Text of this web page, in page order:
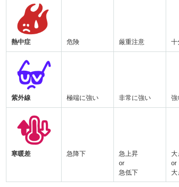
熱中症 危険 厳重注意 十
紫外線 極端に強い 非常に強い 強
寒暖差 急降下
急上昇
or
急低下
or